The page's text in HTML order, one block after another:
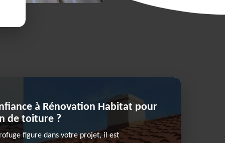
à Rénovation Habitat pour
de toiture ?
figure dans votre projet, il est